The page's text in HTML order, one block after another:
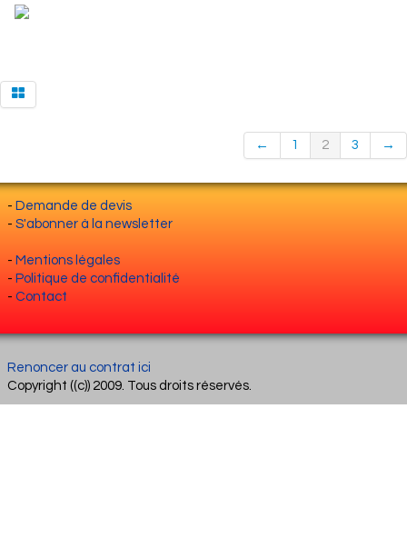
← 1 2 3 →
- Demande de devis
- S'abonner à la newsletter
- Mentions légales
- Politique de confidentialité
- Contact
Renoncer au contrat ici
Copyright ((c)) 2009. Tous droits réservés.